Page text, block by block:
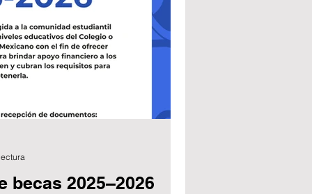
becas 2025–2026